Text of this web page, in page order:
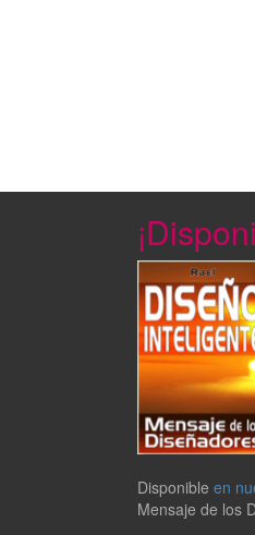
Disponible en
Mensaje de los